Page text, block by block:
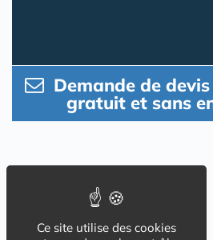
Demande de devis
gratuit et sans
Ce site utilise des cookies